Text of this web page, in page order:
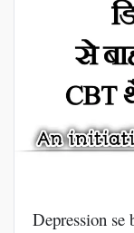
Depression